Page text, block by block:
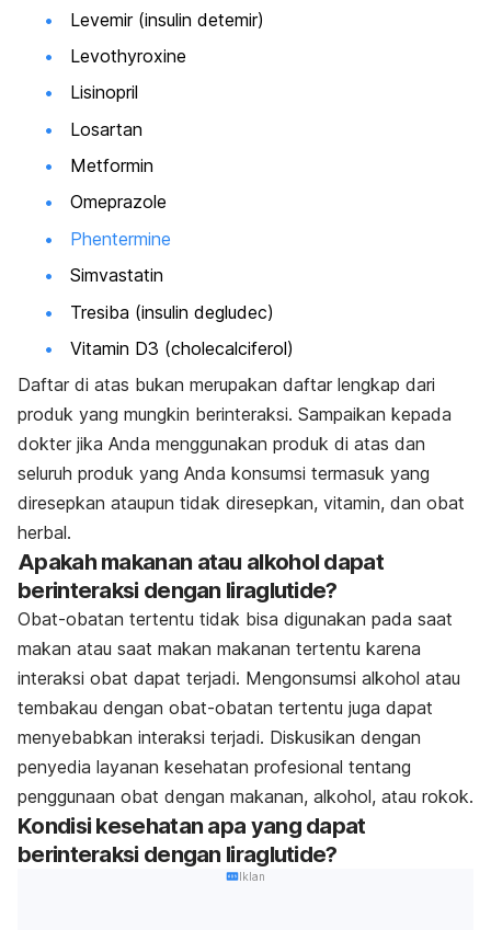
Levemir (insulin detemir)
Levothyroxine
Lisinopril
Losartan
Metformin
Omeprazole
Phentermine
Simvastatin
Tresiba (insulin degludec)
Vitamin D3 (cholecalciferol)
Daftar di atas bukan merupakan daftar lengkap dari
produk yang mungkin berinteraksi. Sampaikan kepada
dokter jika Anda menggunakan produk di atas dan
seluruh produk yang Anda konsumsi termasuk yang
diresepkan ataupun tidak diresepkan, vitamin, dan obat
herbal.
Apakah makanan atau alkohol dapat
berinteraksi dengan liraglutide?
Obat-obatan tertentu tidak bisa digunakan pada saat
makan atau saat makan makanan tertentu karena
interaksi obat dapat terjadi. Mengonsumsi alkohol atau
tembakau dengan obat-obatan tertentu juga dapat
menyebabkan interaksi terjadi. Diskusikan dengan
penyedia layanan kesehatan profesional tentang
penggunaan obat dengan makanan, alkohol, atau rokok.
Kondisi kesehatan apa yang dapat
berinteraksi dengan liraglutide?
Iklan